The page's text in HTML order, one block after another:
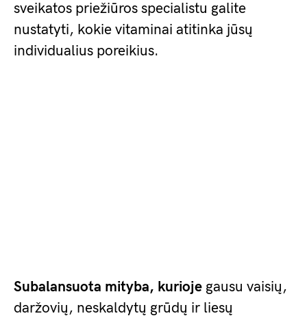
sveikatos priežiūros specialistu galite
nustatyti, kokie vitaminai atitinka jūsų
individualius poreikius.
Subalansuota mityba, kurioje gausu vaisių,
daržovių, neskaldytų grūdų ir liesų